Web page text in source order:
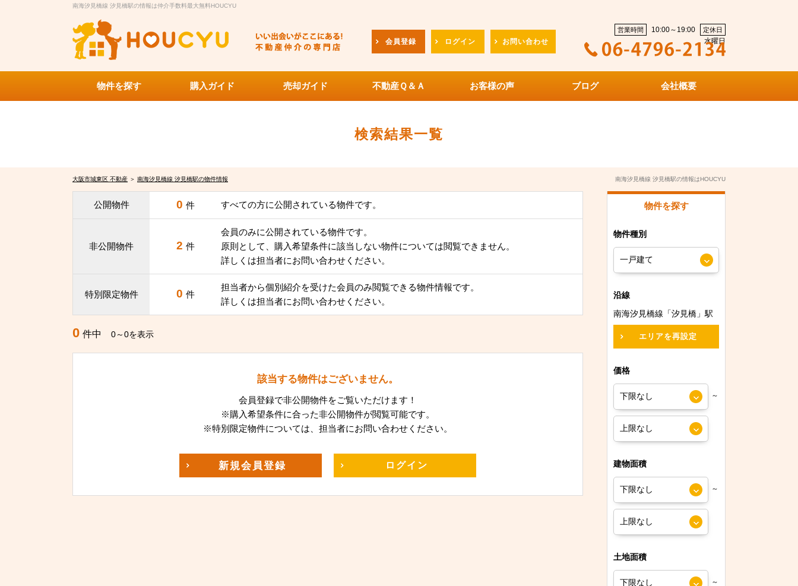
南海汐見橋線 汐見橋駅の情報は仲介手数料最大無料HOUCYU
会員登録 ログイン お問い合わせ
営業時間 10:00～19:00 定休日
水曜日
物件を探す 購入ガイド 売却ガイド 不動産Ｑ＆Ａ お客様の声 ブログ 会社概要
検索結果一覧
大阪市城東区 不動産 ＞ 南海汐見橋線 汐見橋駅の物件情報 南海汐見橋線 汐見橋駅の情報はHOUCYU
公開物件 0 件 すべての方に公開されている物件です。
非公開物件 2 件
会員のみに公開されている物件です。
原則として、購入希望条件に該当しない物件については閲覧できません。
詳しくは担当者にお問い合わせください。
特別限定物件 0 件
担当者から個別紹介を受けた会員のみ閲覧できる物件情報です。
詳しくは担当者にお問い合わせください。
0 件中 0～0を表示
該当する物件はございません。
会員登録で非公開物件をご覧いただけます！
※購入希望条件に合った非公開物件が閲覧可能です。
※特別限定物件については、担当者にお問い合わせください。
新規会員登録 ログイン
物件を探す
物件種別
沿線
南海汐見橋線「汐見橋」駅
エリアを再設定
価格
～
建物面積
～
土地面積
～